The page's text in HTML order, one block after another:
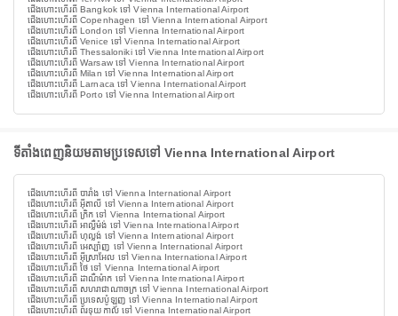
ជើងហោះហើរពី Bangkok ទៅ Vienna International Airport
ជើងហោះហើរពី Copenhagen ទៅ Vienna International Airport
ជើងហោះហើរពី London ទៅ Vienna International Airport
ជើងហោះហើរពី Venice ទៅ Vienna International Airport
ជើងហោះហើរពី Thessaloniki ទៅ Vienna International Airport
ជើងហោះហើរពី Warsaw ទៅ Vienna International Airport
ជើងហោះហើរពី Milan ទៅ Vienna International Airport
ជើងហោះហើរពី Larnaca ទៅ Vienna International Airport
ជើងហោះហើរពី Porto ទៅ Vienna International Airport
ទីតាំងពេញនិយមតាមប្រទេសទៅ Vienna International Airport
ជើងហោះហើរពី បារាំង ទៅ Vienna International Airport
ជើងហោះហើរពី អ៊ីតាលី ទៅ Vienna International Airport
ជើងហោះហើរពី ក្រិក ទៅ Vienna International Airport
ជើងហោះហើរពី អាល្លឺម៉ង់ ទៅ Vienna International Airport
ជើងហោះហើរពី ហុល្លង់ ទៅ Vienna International Airport
ជើងហោះហើរពី អេស្ប៉ាញ ទៅ Vienna International Airport
ជើងហោះហើរពី អ៊ីស្រាអែល ទៅ Vienna International Airport
ជើងហោះហើរពី ថៃ ទៅ Vienna International Airport
ជើងហោះហើរពី ដាណឺម៉ាក ទៅ Vienna International Airport
ជើងហោះហើរពី សហរាជាណាចក្រ ទៅ Vienna International Airport
ជើងហោះហើរពី ប្រទេសប៉ូឡូញ ទៅ Vienna International Airport
ជើងហោះហើរពី ព័រទុយកាល់ ទៅ Vienna International Airport